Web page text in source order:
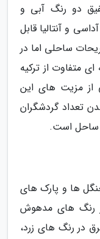
دو رنگ آبی و
و آنتالیا قابل
ساحلی اما در
متفاوت از ترکیه
از مزیت های این
تعداد گردشگران
ساحل است.
جنگل ها و پارک های
رنگ های مدهوش
در رنگ های زرد،